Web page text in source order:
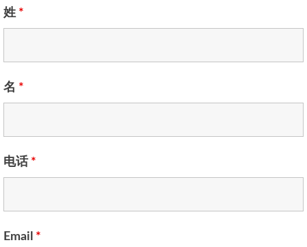
姓 *
名 *
电话 *
Email *